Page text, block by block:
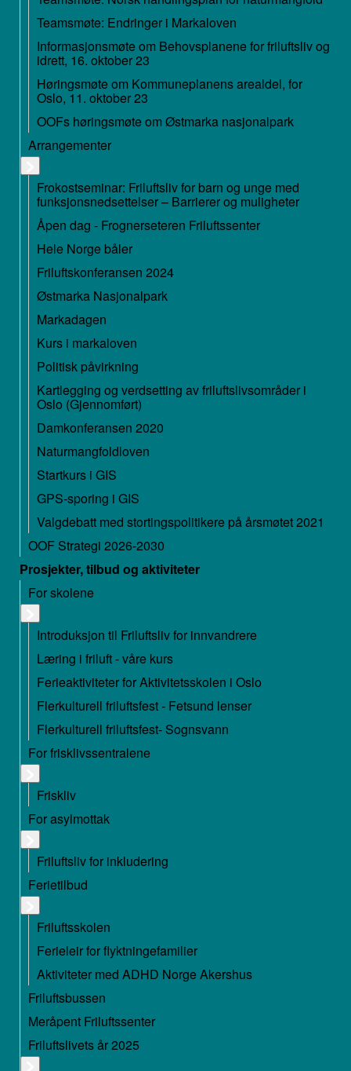
Teamsmøte: Endringer i Markaloven
Informasjonsmøte om Behovsplanene for friluftsliv og
idrett, 16. oktober 23
Høringsmøte om Kommuneplanens arealdel, for
Oslo, 11. oktober 23
OOFs høringsmøte om Østmarka nasjonalpark
Arrangementer
Frokostseminar: Friluftsliv for barn og unge med
funksjonsnedsettelser – Barrierer og muligheter
Åpen dag - Frognerseteren Friluftssenter
Hele Norge båler
Friluftskonferansen 2024
Østmarka Nasjonalpark
Markadagen
Kurs i markaloven
Politisk påvirkning
Kartlegging og verdsetting av friluftslivsområder i
Oslo (Gjennomført)
Damkonferansen 2020
Naturmangfoldloven
Startkurs i GIS
GPS-sporing i GIS
Valgdebatt med stortingspolitikere på årsmøtet 2021
OOF Strategi 2026-2030
Prosjekter, tilbud og aktiviteter
For skolene
Introduksjon til Friluftsliv for innvandrere
Læring i friluft - våre kurs
Ferieaktiviteter for Aktivitetsskolen i Oslo
Flerkulturell friluftsfest - Fetsund lenser
Flerkulturell friluftsfest- Sognsvann
For frisklivssentralene
Friskliv
For asylmottak
Friluftsliv for inkludering
Ferietilbud
Friluftsskolen
Ferieleir for flyktningefamilier
Aktiviteter med ADHD Norge Akershus
Friluftsbussen
Meråpent Friluftssenter
Friluftslivets år 2025